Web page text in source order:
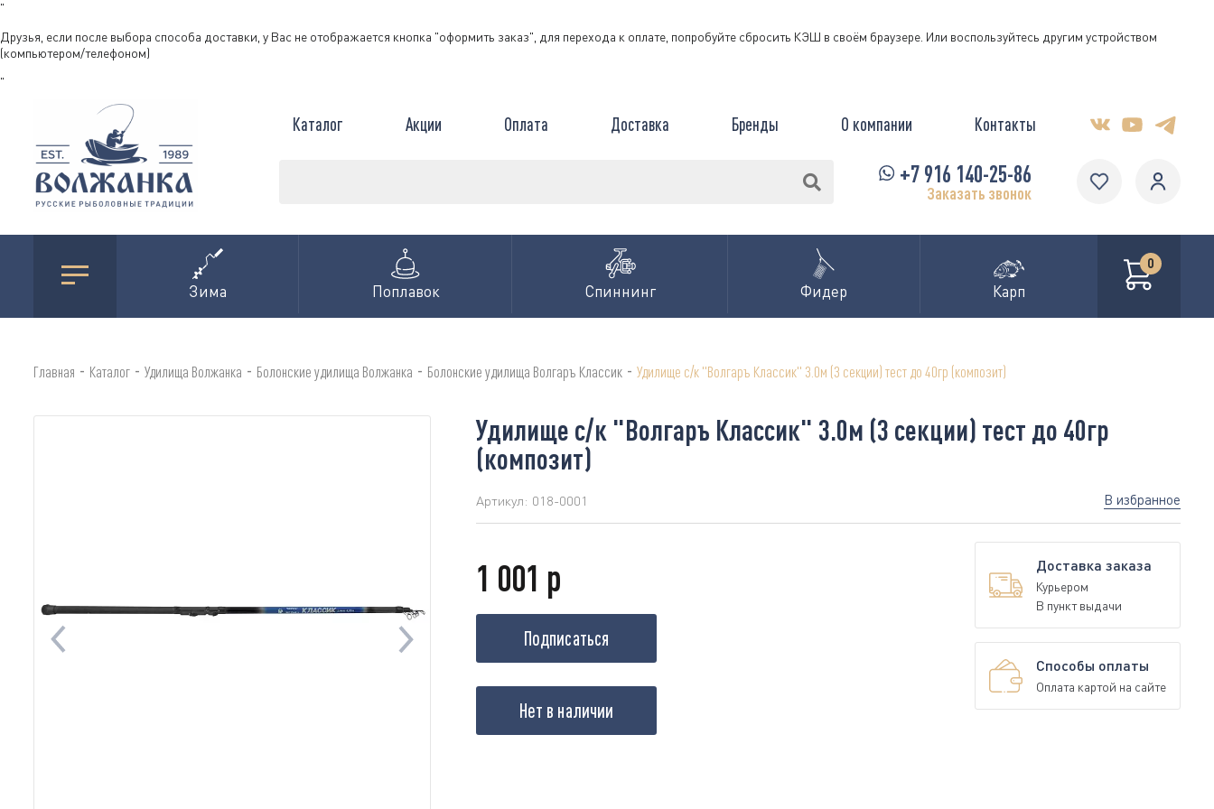
"
Друзья, если после выбора способа доставки, у Вас не отображается кнопка "оформить заказ", для перехода к оплате, попробуйте сбросить КЭШ в своём браузере. Или воспользуйтесь другим устройством
(компьютером/телефоном)
"
Каталог Акции Оплата Доставка Бренды О компании Контакты
+7 916 140-25-86
Заказать звонок
Зима Поплавок Спиннинг Фидер Карп
0
Главная - Каталог - Удилища Волжанка - Болонские удилища Волжанка - Болонские удилища Волгаръ Классик - Удилище с/к "Волгаръ Классик" 3.0м (3 секции) тест до 40гр (композит)
Удилище с/к "Волгаръ Классик" 3.0м (3 секции) тест до 40гр
(композит)
Артикул: 018-0001 В избранное
1 001 р
Подписаться
Нет в наличии
Доставка заказа
Курьером
В пункт выдачи
Способы оплаты
Оплата картой на сайте